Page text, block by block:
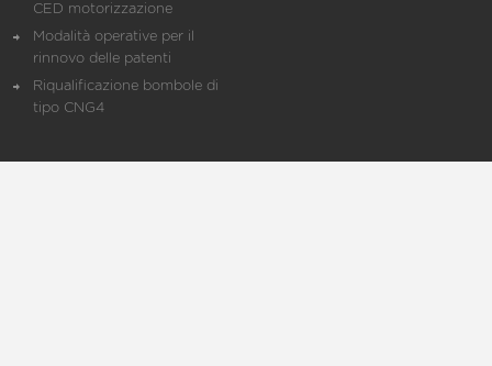
CED motorizzazione
Modalità operative per il
rinnovo delle patenti
Riqualificazione bombole di
tipo CNG4